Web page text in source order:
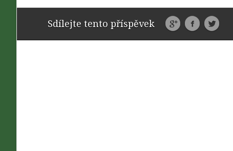
Sdílejte tento příspěvek